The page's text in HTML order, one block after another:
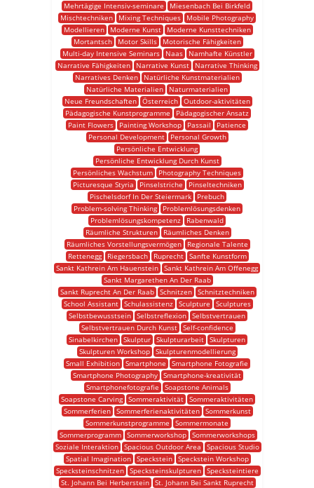
Mehrtägige Intensiv-seminare
Miesenbach Bei Birkfeld
Mischtechniken
Mixing Techniques
Mobile Photography
Modellieren
Moderne Kunst
Moderne Kunsttechniken
Mortantsch
Motor Skills
Motorische Fähigkeiten
Multi-day Intensive Seminars
Naas
Namhafte Künstler
Narrative Fähigkeiten
Narrative Kunst
Narrative Thinking
Narratives Denken
Natürliche Kunstmaterialien
Natürliche Materialien
Naturmaterialien
Neue Freundschaften
Österreich
Outdoor-aktivitäten
Pädagogische Kunstprogramme
Pädagogischer Ansatz
Paint Flowers
Painting Workshop Passail
Patience
Personal Development
Personal Growth
Persönliche Entwicklung
Persönliche Entwicklung Durch Kunst
Persönliches Wachstum
Photography Techniques
Picturesque Styria
Pinselstriche
Pinseltechniken
Pischelsdorf In Der Steiermark
Prebuch
Problem-solving Thinking
Problemlösungsdenken
Problemlösungskompetenz
Rabenwald
Räumliche Strukturen
Räumliches Denken
Räumliches Vorstellungsvermögen
Regionale Talente
Rettenegg
Riegersbach Ruprecht
Sanfte Kunstform
Sankt Kathrein Am Hauenstein Sankt Kathrein Am Offenegg
Sankt Margarethen An Der Raab
Sankt Ruprecht An Der Raab
Schnitzen
Schnitztechniken
School Assistant
Schulassistenz Sculpture
Sculptures
Selbstbewusstsein Selbstreflexion Selbstvertrauen
Selbstvertrauen Durch Kunst
Self-confidence
Sinabelkirchen Skulptur Skulpturarbeit Skulpturen
Skulpturen Workshop
Skulpturenmodellierung
Small Exhibition Smartphone
Smartphone Fotografie
Smartphone Photography Smartphone-kreativität
Smartphonefotografie
Soapstone Animals
Soapstone Carving Sommeraktivität Sommeraktivitäten
Sommerferien
Sommerferienaktivitäten
Sommerkunst
Sommerkunstprogramme
Sommermonate
Sommerprogramm
Sommerworkshop
Sommerworkshops
Soziale Interaktion
Spacious Outdoor Area
Spacious Studio
Spatial Imagination
Speckstein
Speckstein Workshop
Specksteinschnitzen
Specksteinskulpturen
Specksteintiere
St. Johann Bei Herberstein
St. Johann Bei Sankt Ruprecht